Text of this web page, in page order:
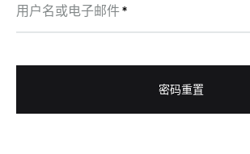
用户名或电子邮件*必
填
密码重置